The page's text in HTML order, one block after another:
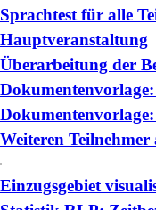
Sprachtest für alle
Hauptveranstaltung
Überarbeitung der
Weiteren Teilnehmer
Einzugsgebiet